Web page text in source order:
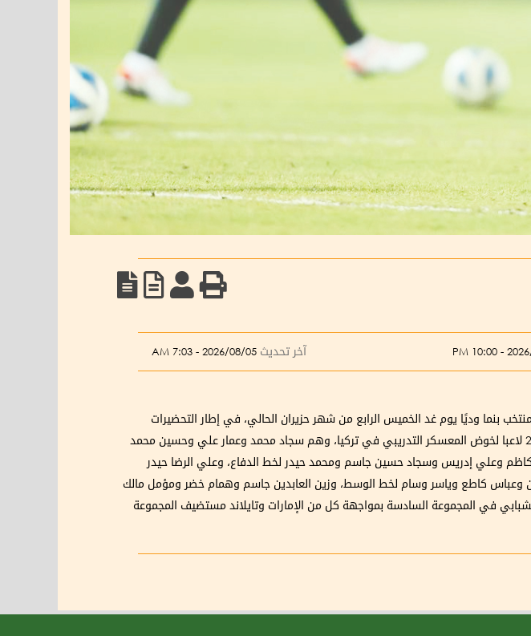
2026/06/ آخر تحديث 2026/08/05 - 7:03 AM
بنما وديًا يوم غد الخميس الرابع من شهر حزيران الحالي، في إطار التحضيرات
للمشاركة في تصفيات كأس اسيا التي ستقام في تايلاند. واختار مدرب المنتخب احمد صلاح 26 لاعبا لخوض المعسكر التدريبي في تركيا، وهم سجاد محمد وعمار علي وحسين محمد
وعلي إدريس وسجاد حسين جاسم ومحمد حيدر لخط الدفاع، وعلي الرضا حيدر
كاطع وياسر وسام لخط الوسط، وزين العابدين جاسم وهمام خضر ومؤمل مالك
كأس آسيا تحت 20 عاماً في الصين منتخبنا الشبابي في المجموعة السادسة بمواجهة كل من الإمارات وتايلاند مستضيف المجموعة